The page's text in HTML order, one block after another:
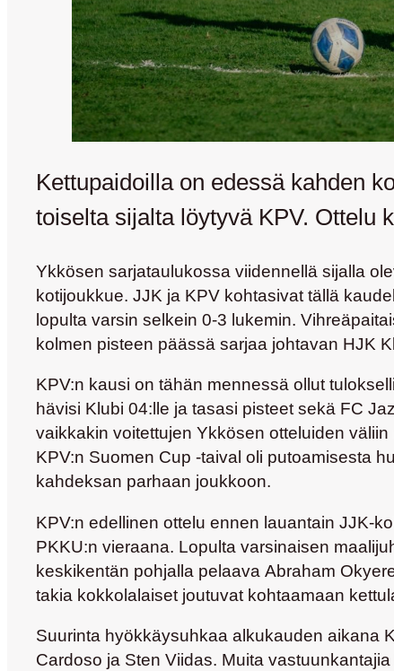
Kettupaidoilla on edessä kahden
toiselta sijalta löytyvä KPV. Ottelu
Ykkösen sarjataulukossa viidennellä sijalla
kotijoukkue. JJK ja KPV kohtasivat tällä
lopulta varsin selkein 0-3 lukemin.
kolmen pisteen päässä sarjaa johtavan HJK
KPV:n kausi on tähän mennessä ollut
hävisi Klubi 04:lle ja tasasi pisteet sekä FC
vaikkakin voitettujen Ykkösen otteluiden
KPV:n Suomen Cup -taival oli putoamisesta
kahdeksan parhaan joukkoon.
KPV:n edellinen ottelu ennen lauantain JJK-
PKKU:n vieraana. Lopulta varsinaisen
keskikentän pohjalla pelaava Abraham
takia kokkolalaiset joutuvat kohtaamaan
Suurinta hyökkäysuhkaa alkukauden aikana
Cardoso ja Sten Viidas. Muita